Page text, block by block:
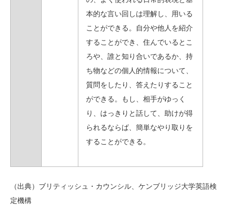
本的な言い回しは理解し、用いる
ことができる。自分や他人を紹介
することができ、住んでいるとこ
ろや、誰と知り合いであるか、持
ち物などの個人的情報について、
質問をしたり、答えたりすること
ができる。もし、相手がゆっく
り、はっきりと話して、助けが得
られるならば、簡単なやり取りを
することができる。
（出典）ブリティッシュ・カウンシル、ケンブリッジ大学英語検
定機構